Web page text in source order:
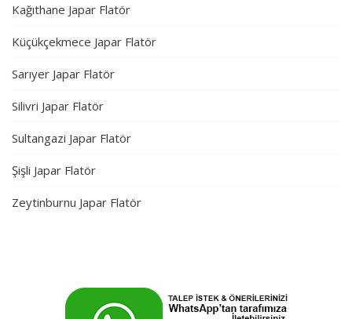
Kağıthane Japar Flatör
Küçükçekmece Japar Flatör
Sarıyer Japar Flatör
Silivri Japar Flatör
Sultangazi Japar Flatör
Şişli Japar Flatör
Zeytinburnu Japar Flatör